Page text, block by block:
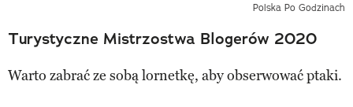
Polska Po Godzinach
Turystyczne Mistrzostwa Blogerów 2020
Warto zabrać ze sobą lornetkę, aby obserwować ptaki.